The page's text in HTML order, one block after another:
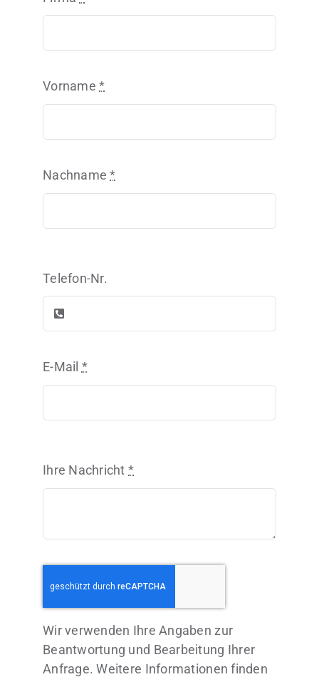
Vorname*
Nachname*
Telefon-Nr.
E-Mail *
Ihre Nachricht*
Wir verwenden Ihre Angaben zur
Beantwortung und Bearbeitung Ihrer
Anfrage. Weitere Informationen finden